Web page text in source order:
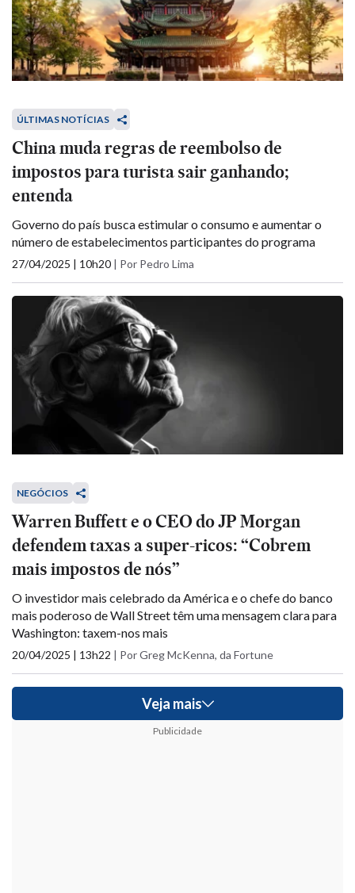
ÚLTIMAS NOTÍCIAS
China muda regras de reembolso de
impostos para turista sair ganhando;
entenda
Governo do país busca estimular o consumo e aumentar o
número de estabelecimentos participantes do programa
27/04/2025 | 10h20 | Por Pedro Lima
NEGÓCIOS
Warren Buffett e o CEO do JP Morgan
defendem taxas a super-ricos: “Cobrem
mais impostos de nós”
O investidor mais celebrado da América e o chefe do banco
mais poderoso de Wall Street têm uma mensagem clara para
Washington: taxem-nos mais
20/04/2025 | 13h22 | Por Greg McKenna, da Fortune
Veja mais
Publicidade